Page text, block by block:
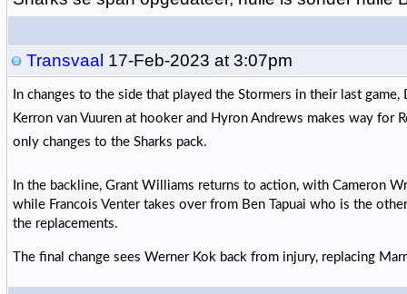
Transvaal 17-Feb-2023 at 3:07pm
In changes to the side that played the Stormers in their last game,
Kerron van Vuuren at hooker and Hyron Andrews makes way for
only changes to the Sharks pack.
In the backline, Grant Williams returns to action, with Cameron
while Francois Venter takes over from Ben Tapuai who is the
the replacements.
The final change sees Werner Kok back from injury, replacing